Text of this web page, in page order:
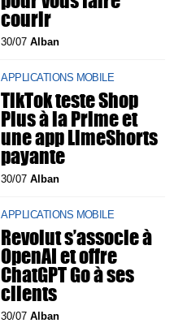
courir
30/07Alban
APPLICATIONS MOBILE
TikTok teste Shop
Plus à la Prime et
une app LimeShorts
payante
30/07Alban
APPLICATIONS MOBILE
Revolut s’associe à
OpenAI et offre
ChatGPT Go à ses
clients
30/07Alban